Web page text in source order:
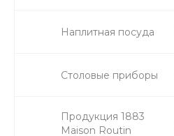
Наплитная посуда
Столовые приборы
Продукция 1883
Maison Routin